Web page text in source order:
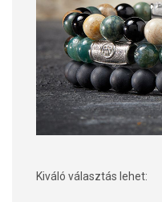
Kiváló választás lehet: